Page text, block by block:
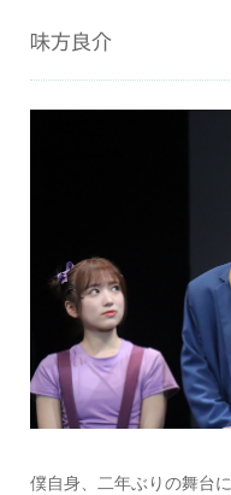
味方良介
僕自身、二年ぶりの舞台